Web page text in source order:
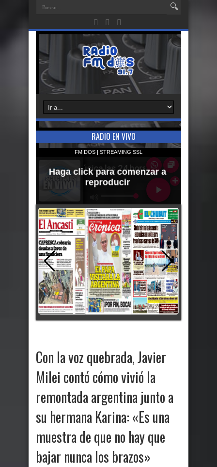
RADIO EN VIVO
Con la voz quebrada, Javier
Milei contó cómo vivió la
remontada argentina junto a
su hermana Karina: «Es una
muestra de que no hay que
bajar nunca los brazos»